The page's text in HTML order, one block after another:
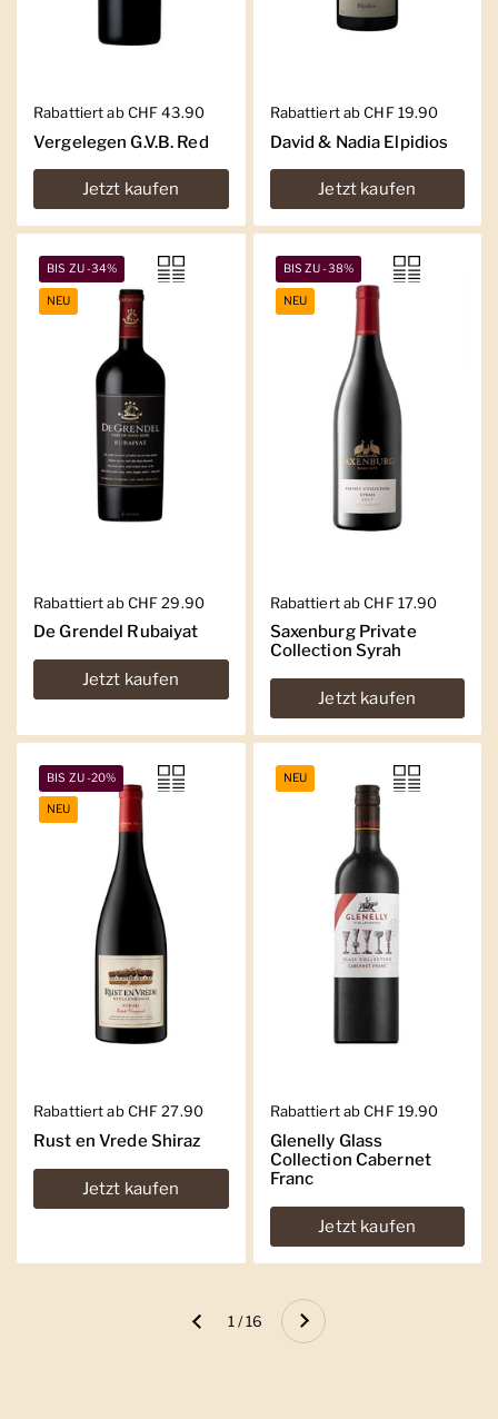
Regulärer Preis
Rabattiert ab CHF 43.90
Vergelegen G.V.B. Red
Jetzt kaufen
Regulärer Preis
Rabattiert ab CHF 19.90
David & Nadia Elpidios
Jetzt kaufen
Regulärer Preis
Rabattiert ab CHF 29.90
De Grendel Rubaiyat
Jetzt kaufen
BIS ZU -34%
NEU
Regulärer Preis
Rabattiert ab CHF 17.90
Saxenburg Private
Collection Syrah
Jetzt kaufen
BIS ZU -38%
NEU
Regulärer Preis
Rabattiert ab CHF 27.90
Rust en Vrede Shiraz
Jetzt kaufen
BIS ZU -20%
NEU
Regulärer Preis
Rabattiert ab CHF 19.90
Glenelly Glass
Collection Cabernet
Franc
Jetzt kaufen
NEU
Zurück 1 / 16 Weiter